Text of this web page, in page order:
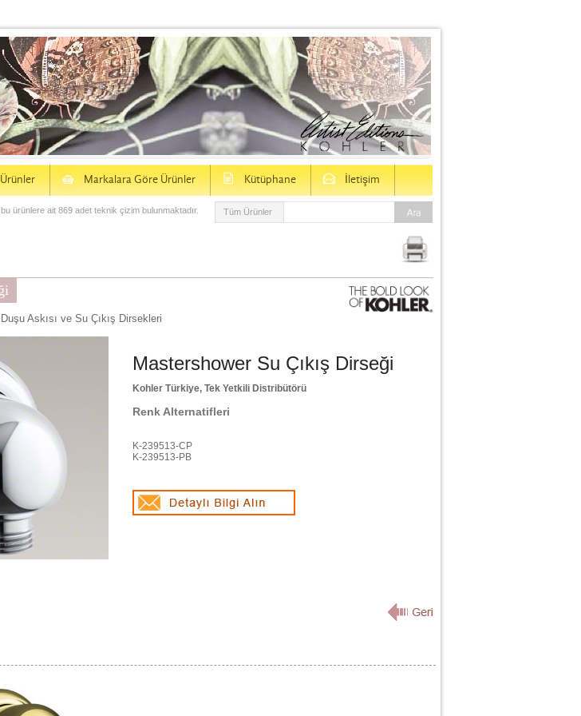
Markalara Göre Ürünler
S Kütüphane
D İletişim
E
ürünlere ait 869 adet teknik çizim bulunmaktadır. Tüm Ürünler
Askısı ve Su Çıkış Dirsekleri
Mastershower Su Çıkış Dirseği
Kohler Türkiye, Tek Yetkili Distribütörü
Renk Alternatifleri
K-239513-CP
K-239513-PB